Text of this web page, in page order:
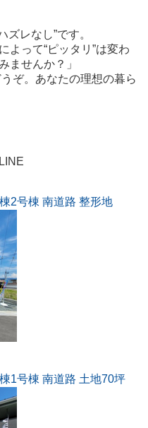
ズレなし”です。
よって“ピッタリ”は変わ
ませんか？」
ぞ。あなたの理想の暮ら
2号棟 南道路 整形地
1号棟 南道路 土地70坪